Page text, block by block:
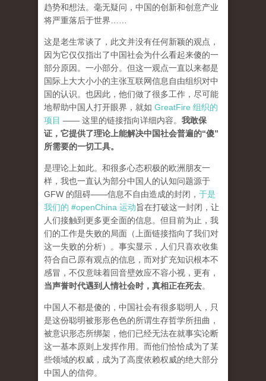
趋势和想法。毫无疑问，中国的创新和创意产业
将严重落后于世界……
这是老生常谈了，此文并没有任何新颖的观点，
因为它仅仅指出了中国社会为什么看起来傻的一
部分原因。一小部分。但这一观点一直以来都是
国际上大大小小的主张互联网信息自由组织对中
国的认识。也因此，他们做了很多工作，尽可能
地帮助中国人打开眼界，就如 GreatFire 组织的
项目 —— 这里的链接指向详细内容。 我敢保
证，它提供了理论上能解决中国社会普遍的“傻”
所需要的一切工具。
是理论上如此。和很多心态积极的欧洲朋友一
样，我也一直认为部分中国人的认知问题源于
GFW 的阻碍——信息不自由造成的封闭， 于是
我们的 #openChina 运动旨在打破这一封闭，让
人们接触到更多更全面的信息。但目前为止，我
们的工作是失败的局面（ 上面链接指向了我们对
这一失败的分析）。事实显示，人们只喜欢收集
符合自己原有观点的信息，而对扩充知识根本不
感冒，不仅意味着回音壁效应不容小视，更有，
当声誉时代遇到人情社会时，真相正在死去。
中国人不都是傻的，中国社会有很多聪明人，只
是这份聪明被形形色色的所谓生存哲学所扭曲，
被意识形态所绑架，他们已经无法在就事实论断
这一基本原则上发挥作用。而他们恰恰成为了某
些领域的权威，成为了高度依赖权威的绝大部分
中国人的信仰。